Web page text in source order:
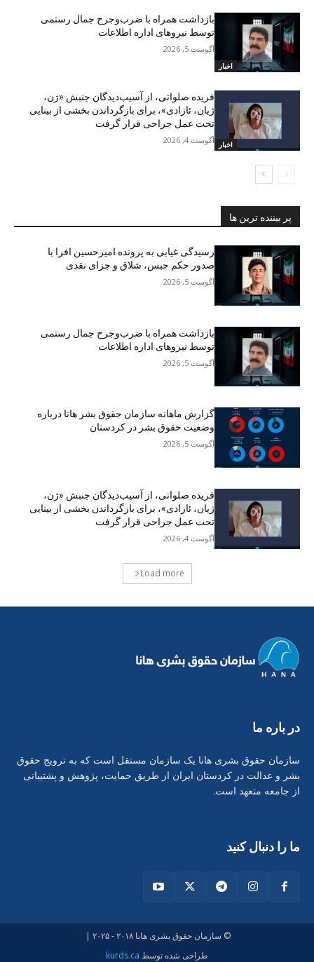
اخبار
بازداشت همراه با ضرب‌وجرح جمال رستمی
توسط نیروهای اداره اطلاعات
آگوست 5, 2026
اخبار
فریده صلواتی، از آسیب‌دیدگان جنبش «ژن،
ژیان، ئازادی»، برای بازگرداندن بخشی از بینایی
تحت عمل جراحی قرار گرفت
آگوست 4, 2026
پر بیننده ترین ها
رسیدگی غیابی به پرونده امیرحسین افرا با
صدور حکم حبس، شلاق و جزای نقدی
آگوست 5, 2026
بازداشت همراه با ضرب‌وجرح جمال رستمی
توسط نیروهای اداره اطلاعات
آگوست 5, 2026
گزارش ماهانه سازمان حقوق بشر هانا درباره
وضعیت حقوق بشر در کردستان
آگوست 5, 2026
فریده صلواتی، از آسیب‌دیدگان جنبش «ژن،
ژیان، ئازادی»، برای بازگرداندن بخشی از بینایی
تحت عمل جراحی قرار گرفت
آگوست 4, 2026
Load more
ما را دنبال کنید
در بارە ما
سازمان حقوق بشری هانا یک سازمان مستقل است که به ترویج حقوق
بشر و عدالت در کردستان ایران از طریق حمایت، پژوهش و پشتیبانی
از جامعه متعهد است.
© سازمان حقوق بشری هانا ۲۰۱۸ - ۲۰۲۵ |
طراحی شدە توسط kurds.ca